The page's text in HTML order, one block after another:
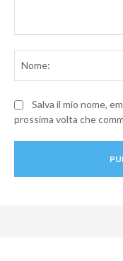
Salva il mio nome,
prossima volta che